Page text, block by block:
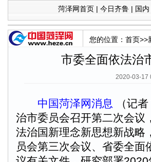
菏泽网首页 | 今日齐鲁 | 国内
您的位置： 首页>>
市委全面依法治
2020-03-17
中国菏泽网消息 （记
治市委员会召开第二次会议
法治国新理念新思想新战略
员会第三次会议、省委全